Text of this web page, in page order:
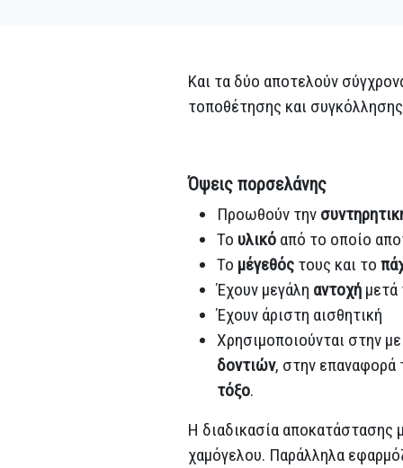
Και τα δύο αποτελούν
τοποθέτησης και
Όψεις πορσελάνης
Προωθούν την
Το υλικό από το οποίο
Το μέγεθός τους και το
Έχουν μεγάλη αντοχή μετά
Έχουν άριστη αισθητική
Χρησιμοποιούνται στην
δοντιών, στην
τόξο.
Η διαδικασία
χαμόγελου. Παράλληλα